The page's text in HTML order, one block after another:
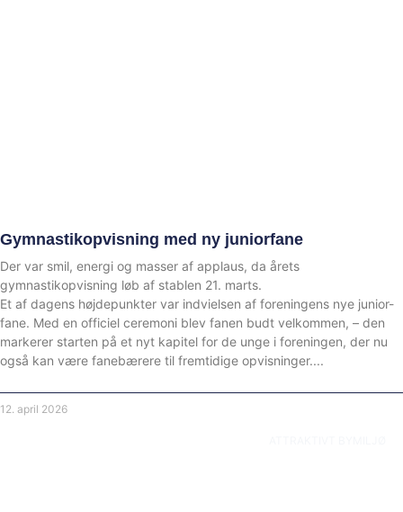
Gymnastikopvisning med ny juniorfane
Der var smil, energi og masser af applaus, da årets
gymnastikopvisning løb af stablen 21. marts.
Et af dagens højdepunkter var indvielsen af foreningens nye junior-
fane. Med en officiel ceremoni blev fanen budt velkommen, – den
markerer starten på et nyt kapitel for de unge i foreningen, der nu
også kan være fanebærere til fremtidige opvisninger.
12. april 2026